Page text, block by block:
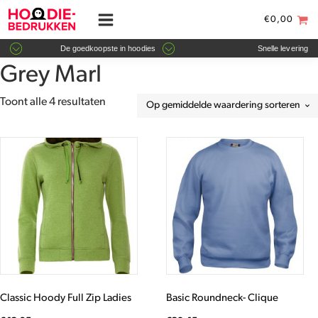
€0,00
De goedkoopste in hoodies Snelle levering
Grey Marl
Toont alle 4 resultaten Gesorteerd
waardering
Classic Hoody Full Zip Ladies
product
heeft
meerdere
variaties.
Deze
optie
gekozen
op
de
Basic Roundneck- Clique
product
heeft
meerdere
variaties.
Deze
optie
kan
gekozen
op
de